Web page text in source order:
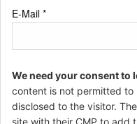
E-Mail *
We need your consent to
content is not permitted
disclosed to the visitor.
site with their CMP to add